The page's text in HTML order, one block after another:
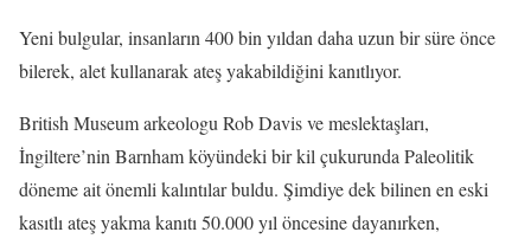
Yeni bulgular, insanların 400 bin yıldan daha uzun bir süre önce
bilerek, alet kullanarak ateş yakabildiğini kanıtlıyor.
British Museum arkeologu Rob Davis ve meslektaşları,
İngiltere’nin Barnham köyündeki bir kil çukurunda Paleolitik
döneme ait önemli kalıntılar buldu. Şimdiye dek bilinen en eski
kasıtlı ateş yakma kanıtı 50.000 yıl öncesine dayanırken,